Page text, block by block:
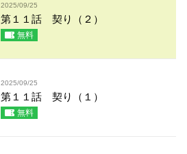
2025/09/25
第１１話 契り（２）
無料
2025/09/25
第１１話 契り（１）
無料